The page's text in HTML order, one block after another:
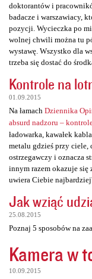
doktorantów i
badacze i warszawiacy,
pozycji. Wycieczka po
wolnej chwili można tu
wystawę. Wszystko dla
trzeba się dostać do
Kontrole na
01.09.2015
Na łamach Dziennika
absurd nadzoru –
ładowarka, kawałek
metalu gdzieś przy ciele,
ostrzegawczy i oznacza
innym razem okazuje się
uwiera Ciebie
Jak wziąć
25.08.2015
Poznaj 5 sposobów na
Kamera w
10.09.2015